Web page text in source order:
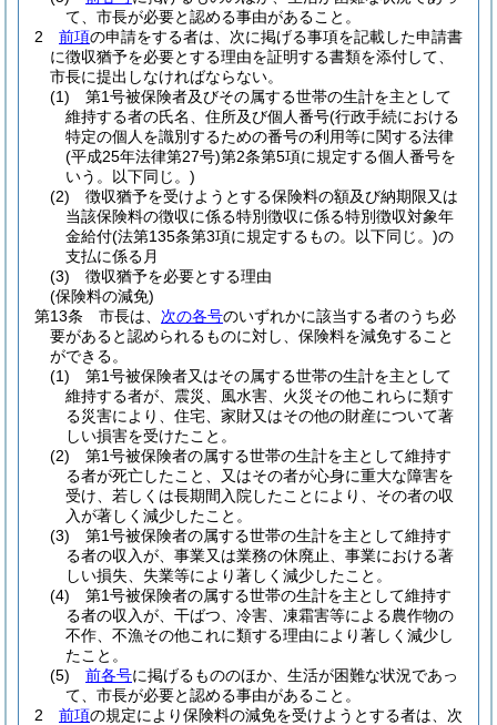
て、市長が必要と認める事由があること。
2
前項の申請をする者は、次に掲げる事項を記載した申請書
に徴収猶予を必要とする理由を証明する書類を添付して、
市長に提出しなければならない。
(1)
第1号被保険者及びその属する世帯の生計を主として
維持する者の氏名、住所及び個人番号(行政手続における
特定の個人を識別するための番号の利用等に関する法律
(平成25年法律第27号)第2条第5項に規定する個人番号を
いう。以下同じ。)
(2)
徴収猶予を受けようとする保険料の額及び納期限又は
当該保険料の徴収に係る特別徴収に係る特別徴収対象年
金給付(法第135条第3項に規定するもの。以下同じ。)の
支払に係る月
(3)
徴収猶予を必要とする理由
(保険料の減免)
第13条
市長は、 次の各号のいずれかに該当する者のうち必
要があると認められるものに対し、保険料を減免すること
ができる。
(1)
第1号被保険者又はその属する世帯の生計を主として
維持する者が、震災、風水害、火災その他これらに類す
る災害により、住宅、家財又はその他の財産について著
しい損害を受けたこと。
(2)
第1号被保険者の属する世帯の生計を主として維持す
る者が死亡したこと、又はその者が心身に重大な障害を
受け、若しくは長期間入院したことにより、その者の収
入が著しく減少したこと。
(3)
第1号被保険者の属する世帯の生計を主として維持す
る者の収入が、事業又は業務の休廃止、事業における著
しい損失、失業等により著しく減少したこと。
(4)
第1号被保険者の属する世帯の生計を主として維持す
る者の収入が、干ばつ、冷害、凍霜害等による農作物の
不作、不漁その他これに類する理由により著しく減少し
たこと。
(5)
前各号に掲げるもののほか、生活が困難な状況であっ
て、市長が必要と認める事由があること。
2
前項の規定により保険料の減免を受けようとする者は、次